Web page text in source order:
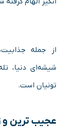
از جمله
شیشه‌ای دنیا،
تونیان است.
عجیب‌ ترین و